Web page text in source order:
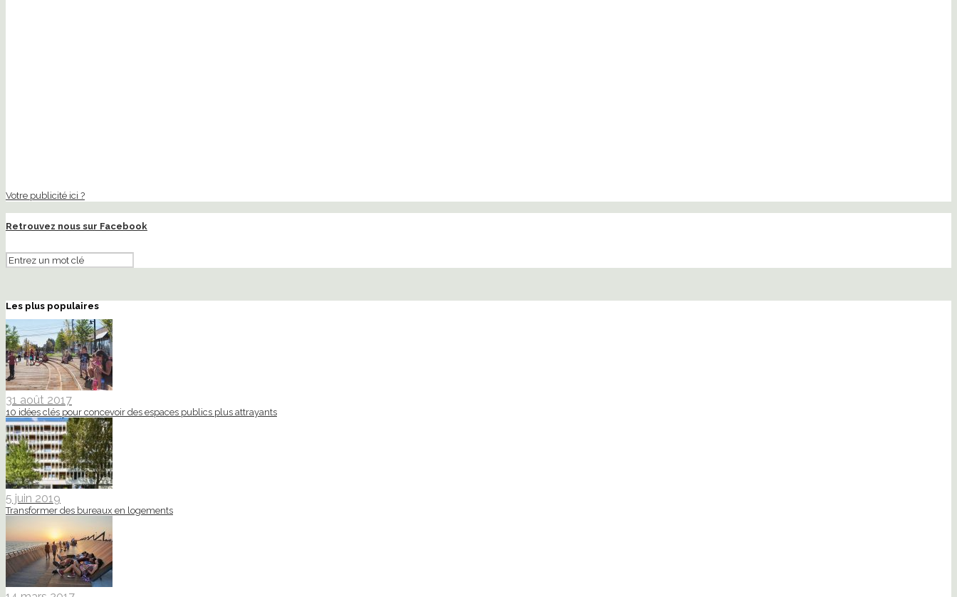
Votre publicité ici ?
Retrouvez nous sur Facebook
Les plus populaires
31 août 2017
10 idées clés pour concevoir des espaces publics plus attrayants
5 juin 2019
Transformer des bureaux en logements